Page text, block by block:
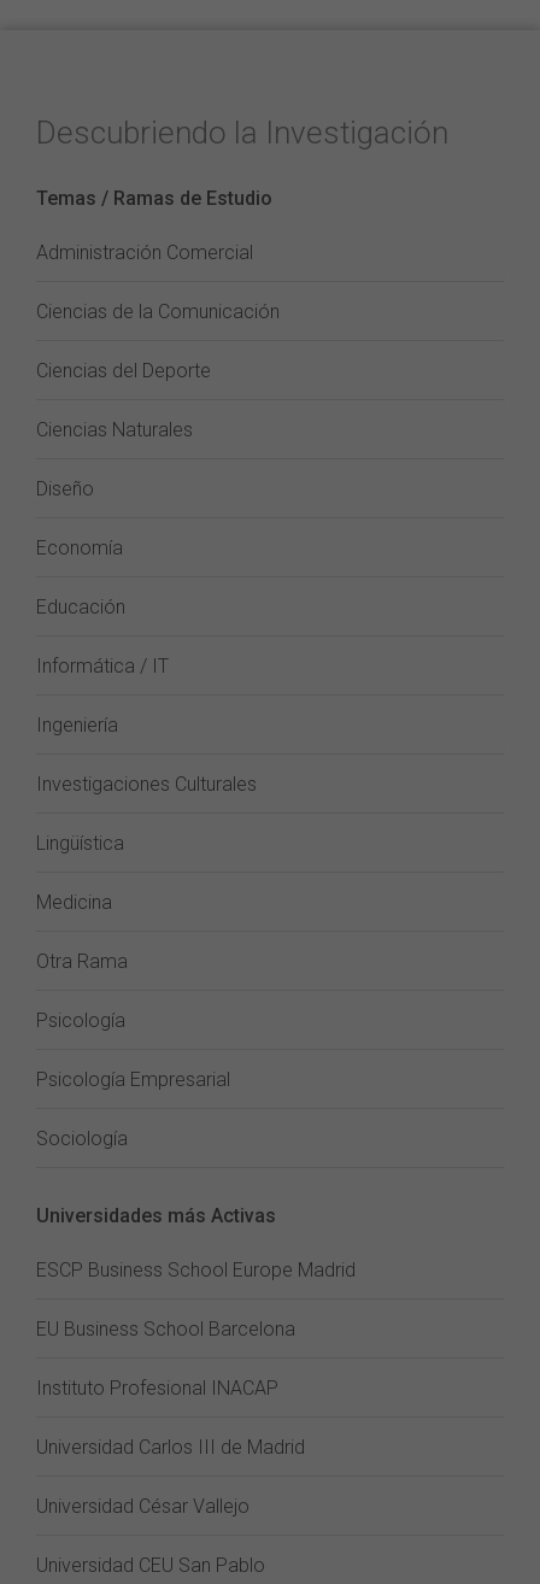
Descubriendo la Investigación
Temas / Ramas de Estudio
Administración Comercial
Ciencias de la Comunicación
Ciencias del Deporte
Ciencias Naturales
Diseño
Economía
Educación
Informática / IT
Ingeniería
Investigaciones Culturales
Lingüística
Medicina
Otra Rama
Psicología
Psicología Empresarial
Sociología
Universidades más Activas
ESCP Business School Europe Madrid
EU Business School Barcelona
Instituto Profesional INACAP
Universidad Carlos III de Madrid
Universidad César Vallejo
Universidad CEU San Pablo